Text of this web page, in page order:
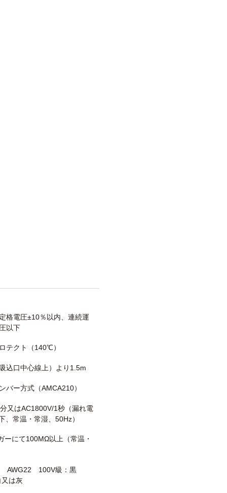
格電圧±10％以内、連続運
以下
テクト（140℃）
込口中心線上）より1.5m
バー方式（AMCA210）
又はAC1800V/1秒（漏れ電
、常温・常湿、50Hz）
ーにて100MΩ以上（常温・
AWG22 100V級：黒
は灰